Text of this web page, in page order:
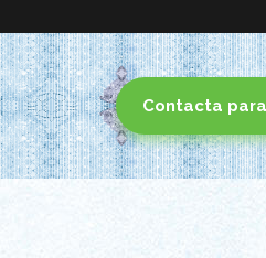
1995
Retiro
Contacta